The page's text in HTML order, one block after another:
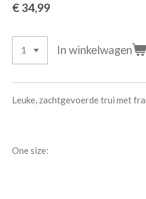
€ 34,99
In winkelwagen
Leuke, zachtgevoerde trui met
One size: